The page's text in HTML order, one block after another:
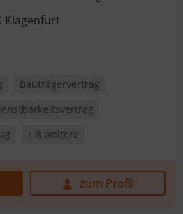
Klagenfurt
Bauträgervertrag
+ 8 weitere
zum Profil